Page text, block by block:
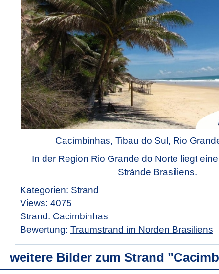
Cacimbinhas, Tibau do Sul, Rio
In der Region Rio Grande do Norte liegt
Strände Brasiliens.
Kategorien: Strand
Views: 4075
Strand: Cacimbinhas
Bewertung: Traumstrand im Norden Brasiliens
weitere Bilder zum Strand